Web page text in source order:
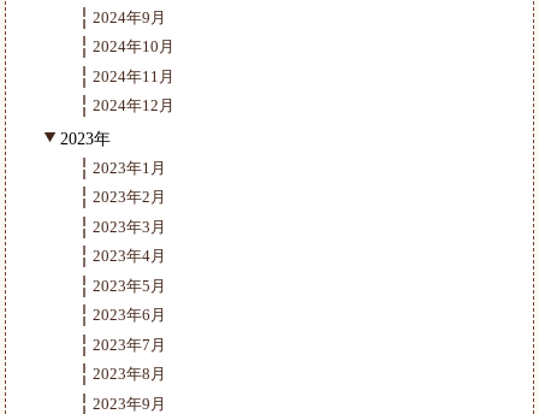
2024年9月
2024年10月
2024年11月
2024年12月
2023年
2023年1月
2023年2月
2023年3月
2023年4月
2023年5月
2023年6月
2023年7月
2023年8月
2023年9月